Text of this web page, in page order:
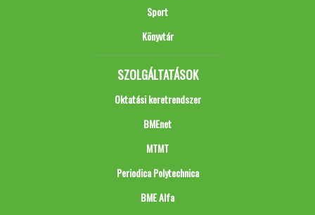
Sport
Könyvtár
SZOLGÁLTATÁSOK
Oktatási keretrendszer
BMEnet
MTMT
Periodica Polytechnica
BME Alfa